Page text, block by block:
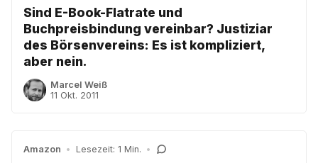
Sind E-Book-Flatrate und
Buchpreisbindung vereinbar? Justiziar
des Börsenvereins: Es ist kompliziert,
aber nein.
Marcel Weiß
11 Okt. 2011
Amazon • Lesezeit: 1 Min. •